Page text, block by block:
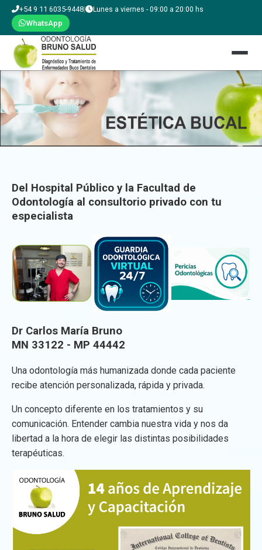
+54 9 11 6035-9448| Lunes a viernes - 09:00 a 20:00 hs
WhatsApp
Del Hospital Público y la Facultad de
Odontología al consultorio privado con tu
especialista
Dr Carlos María Bruno
MN 33122 - MP 44442
Una odontología más humanizada donde cada paciente
recibe atención personalizada, rápida y privada.
Un concepto diferente en los tratamientos y su
comunicación. Entender cambia nuestra vida y nos da
libertad a la hora de elegir las distintas posibilidades
terapéuticas.